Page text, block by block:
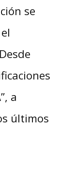
se
a
últimos